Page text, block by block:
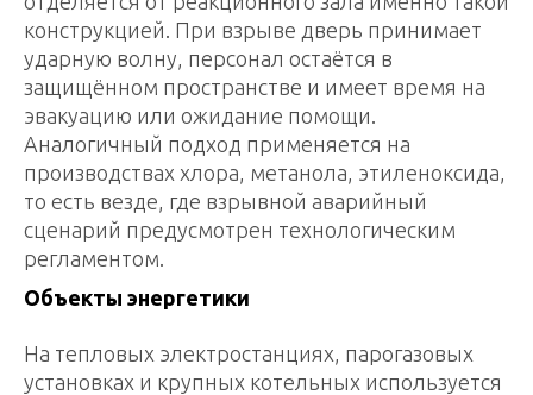
конструкцией. При взрыве дверь принимает
ударную волну, персонал остаётся в
защищённом пространстве и имеет время на
эвакуацию или ожидание помощи.
Аналогичный подход применяется на
производствах хлора, метанола, этиленоксида,
то есть везде, где взрывной аварийный
сценарий предусмотрен технологическим
регламентом.
Объекты энергетики
На тепловых электростанциях, парогазовых
установках и крупных котельных используется